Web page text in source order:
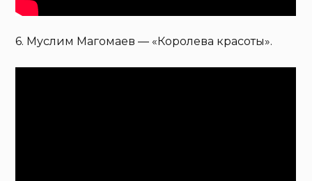
6. Муслим Магомаев — «Королева красоты».